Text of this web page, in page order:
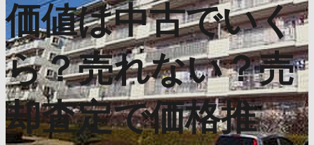
価値は中古でいく
ら？売れない？売
却査定で価格推